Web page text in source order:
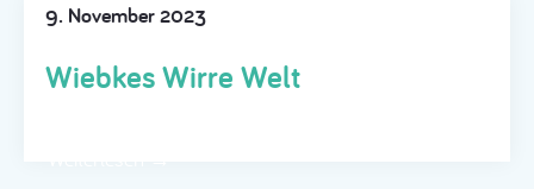
9. November 2023
Wiebkes Wirre Welt